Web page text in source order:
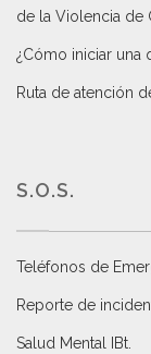
de la Violencia de
¿Cómo iniciar una
Ruta de atención
S.O.S.
Teléfonos de
Reporte de
Salud Mental IBt